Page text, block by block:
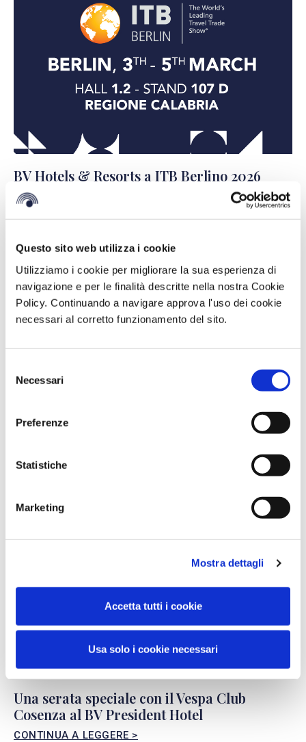
Questo sito web utilizza i cookie
Utilizziamo i cookie per migliorare la sua esperienza di
navigazione e per le finalità descritte nella nostra Cookie
Policy. Continuando a navigare approva l'uso dei cookie
necessari al corretto funzionamento del sito.
delNecessari
Preferenze
Statistiche
Marketing
Mostra dettagli
Accetta tutti i cookie
Usa solo i cookie necessari
BV Hotels & Resorts a ITB Berlino 2026
CONTINUA A LEGGERE >
Una serata speciale con il Vespa Club
Cosenza al BV President Hotel
CONTINUA A LEGGERE >